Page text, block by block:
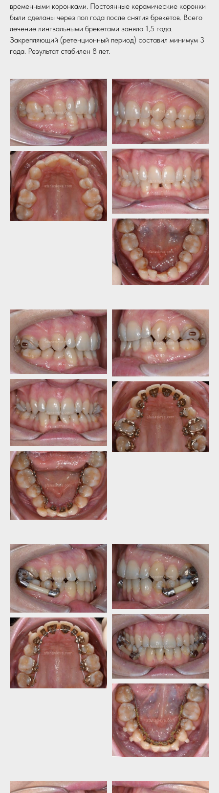
временными коронками. Постоянные керамические коронки
были сделаны через пол года после снятия брекетов. Всего
лечение лингвальными брекетами заняло 1,5 года.
Закрепляющий (ретенционный период) составил минимум 3
года. Результат стабилен 8 лет.